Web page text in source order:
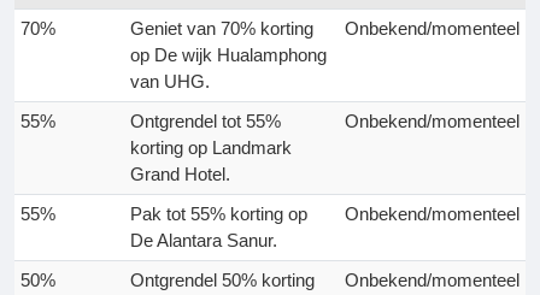
70%
Geniet van 70% korting
op De wijk Hualamphong
van UHG.
Onbekend/momenteel
55%
Ontgrendel tot 55%
korting op Landmark
Grand Hotel.
Onbekend/momenteel
55%
Pak tot 55% korting op
De Alantara Sanur.
Onbekend/momenteel
50%
Ontgrendel 50% korting
Onbekend/momenteel